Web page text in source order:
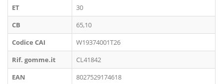
ET
30
CB
65,10
Codice CAI
W19374001T26
Rif. gomme.it
CL41842
EAN
8027529174618